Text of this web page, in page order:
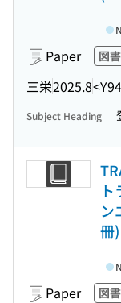
Paper 図書
三栄2025.8
Subject Heading
ン
冊)
Paper 図書